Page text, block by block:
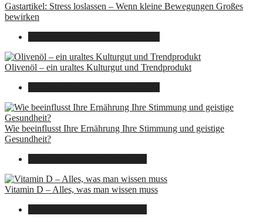
Gastartikel: Stress loslassen – Wenn kleine Bewegungen Großes
bewirken
Olivenöl – ein uraltes Kulturgut und Trendprodukt
Wie beeinflusst Ihre Ernährung Ihre Stimmung und geistige
Gesundheit?
Vitamin D – Alles, was man wissen muss